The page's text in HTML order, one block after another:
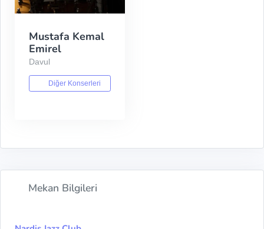
Mustafa Kemal
Emirel
Davul
Diğer Konserleri
Mekan Bilgileri